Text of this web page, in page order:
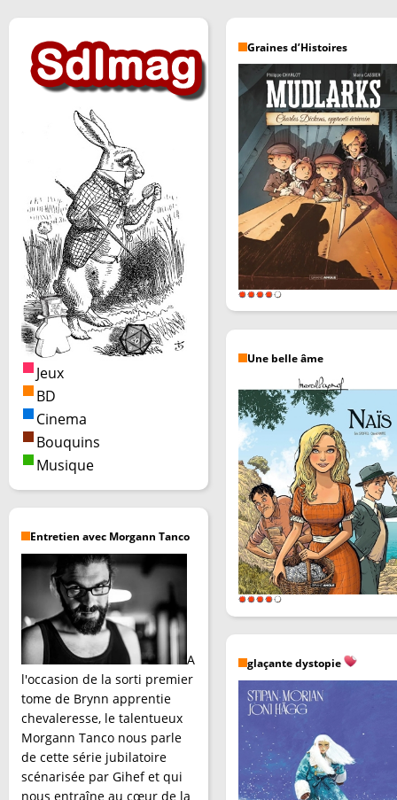
Jeux
BD
Cinema
Bouquins
Musique
Entretien avec Morgann Tanco
A
l'occasion de la sorti premier
tome de Brynn apprentie
chevaleresse, le talentueux
Morgann Tanco nous parle
de cette série jubilatoire
scénarisée par Gihef et qui
nous entraîne au cœur de la
Graines d’Histoires
Une belle âme
glaçante dystopie